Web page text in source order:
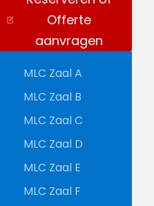
Offerte
aanvragen
MLC Zaal A
MLC Zaal B
MLC Zaal C
MLC Zaal D
MLC Zaal E
MLC Zaal F